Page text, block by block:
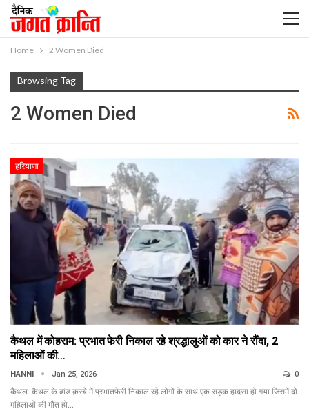
Home 2 Women Died
Browsing Tag
2 Women Died
हरियाणा
कैथल में कोहराम: प्रभात फेरी निकाल रहे श्रद्धालुओं को कार ने रौंदा, 2
महिलाओं की…
HANNI Jan 25, 2026 0
कैथल: कैथल के ढांड क़स्बे में प्रभातफेरी निकाल रहे लोगों के साथ एक सड़क हादसा हो गया जिसमें दो
महिलाओं की मौत हो…